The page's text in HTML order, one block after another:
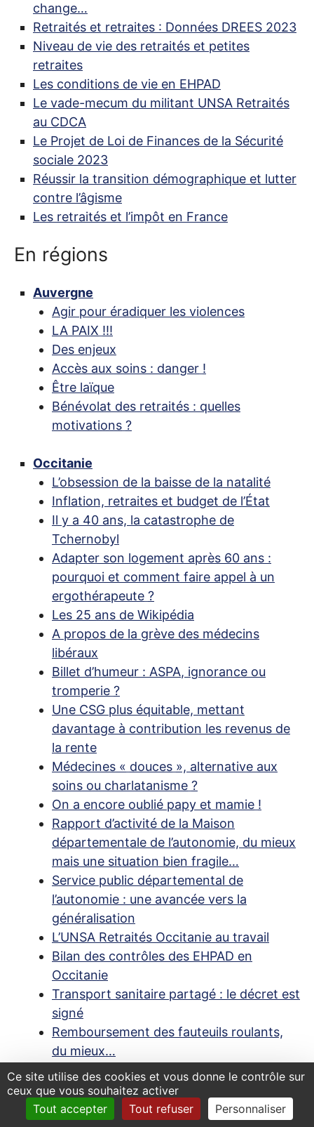
Ce site utilise des cookies et vous donne le contrôle sur
ceux que vous souhaitez activer
Tout accepter
Tout refuser Personnaliser
change…
Retraités et retraites : Données DREES 2023
Niveau de vie des retraités et petites
retraites
Les conditions de vie en EHPAD
Le vade-mecum du militant UNSA Retraités
au CDCA
Le Projet de Loi de Finances de la Sécurité
sociale 2023
Réussir la transition démographique et lutter
contre l’âgisme
Les retraités et l’impôt en France
En régions
Auvergne
Agir pour éradiquer les violences
LA PAIX !!!
Des enjeux
Accès aux soins : danger !
Être laïque
Bénévolat des retraités : quelles
motivations ?
Occitanie
L’obsession de la baisse de la natalité
Inflation, retraites et budget de l’État
Il y a 40 ans, la catastrophe de
Tchernobyl
Adapter son logement après 60 ans :
pourquoi et comment faire appel à un
ergothérapeute ?
Les 25 ans de Wikipédia
A propos de la grève des médecins
libéraux
Billet d’humeur : ASPA, ignorance ou
tromperie ?
Une CSG plus équitable, mettant
davantage à contribution les revenus de
la rente
Médecines « douces », alternative aux
soins ou charlatanisme ?
On a encore oublié papy et mamie !
Rapport d’activité de la Maison
départementale de l’autonomie, du mieux
mais une situation bien fragile…
Service public départemental de
l’autonomie : une avancée vers la
généralisation
L’UNSA Retraités Occitanie au travail
Bilan des contrôles des EHPAD en
Occitanie
Transport sanitaire partagé : le décret est
signé
Remboursement des fauteuils roulants,
du mieux…
Les «
gagnants
», Patrick et les
acouphènes …
Mobilités, des fractures territoriales